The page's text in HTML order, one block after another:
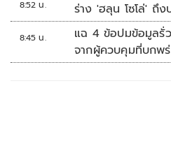
8:52 น. ร่าง 'ฮลุน โซโล่' ถึง
8:45 น.
แฉ 4 ข้อปมข้อมูลรั่
จากผู้ควบคุมที่บกพ
คนเอาความจริงมา